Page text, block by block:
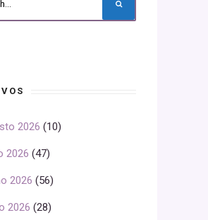
2026 (10)
2026 (47)
2026 (56)
2026 (28)